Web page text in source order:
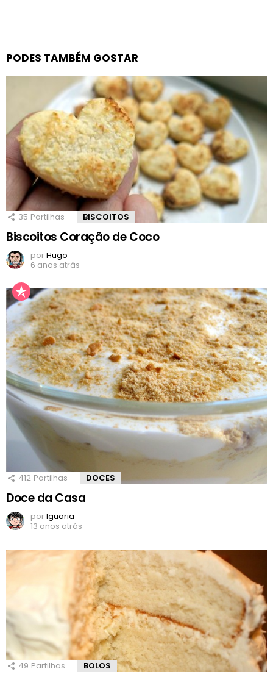
PODES TAMBÉM GOSTAR
35 Partilhas BISCOITOS
Biscoitos Coração de Coco
porHugo
6 anos atrás
412 Partilhas DOCES
Doce da Casa
porIguaria
13 anos atrás
49 Partilhas BOLOS